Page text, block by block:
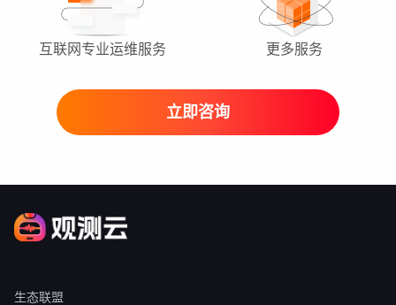
互联网专业运维服务 更多服务
立即咨询
生态联盟